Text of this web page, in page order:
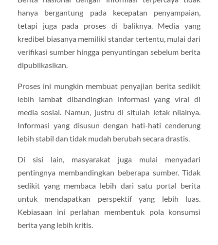
hanya bergantung pada kecepatan penyampaian,
tetapi juga pada proses di baliknya. Media yang
kredibel biasanya memiliki standar tertentu, mulai dari
verifikasi sumber hingga penyuntingan sebelum berita
dipublikasikan.
Proses ini mungkin membuat penyajian berita sedikit
lebih lambat dibandingkan informasi yang viral di
media sosial. Namun, justru di situlah letak nilainya.
Informasi yang disusun dengan hati-hati cenderung
lebih stabil dan tidak mudah berubah secara drastis.
Di sisi lain, masyarakat juga mulai menyadari
pentingnya membandingkan beberapa sumber. Tidak
sedikit yang membaca lebih dari satu portal berita
untuk mendapatkan perspektif yang lebih luas.
Kebiasaan ini perlahan membentuk pola konsumsi
berita yang lebih kritis.